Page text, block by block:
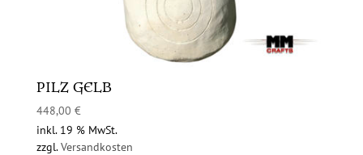
PILZ GELB
448,00 €
inkl. 19 % MwSt.
zzgl.Versandkosten